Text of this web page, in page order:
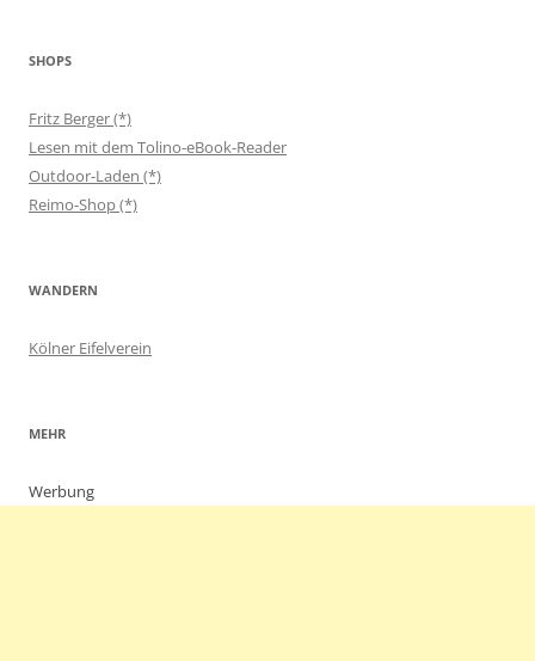
SHOPS
Fritz Berger (*)
Lesen mit dem Tolino-eBook-Reader
Outdoor-Laden (*)
Reimo-Shop (*)
WANDERN
Kölner Eifelverein
MEHR
Werbung